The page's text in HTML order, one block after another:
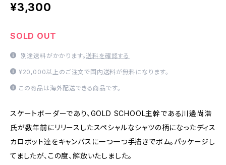
¥3,300
SOLD OUT
別途送料がかかります。送料を確認する
¥20,000以上のご注文で国内送料が無料になります。
この商品は海外配送できる商品です。
スケートボーダーであり、GOLD SCHOOL主幹である川邊尚浩
氏が数年前にリリースしたスペシャルなシャツの柄になったディス
カロボット達をキャンバスに一つ一つ手描きでボム。パッケージし
てましたが、この度、解放いたしました。